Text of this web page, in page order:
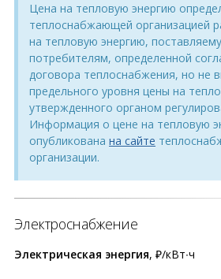
Цена на тепловую энергию
теплоснабжающей организацией
на тепловую энергию,
потребителям, определенной
договора теплоснабжения, но не
предельного уровня цены на
утвержденного органом
Информация о цене на тепловую
опубликована на сайте
организации.
Электроснабжение
Электрическая энергия, ₽/кВт∙ч